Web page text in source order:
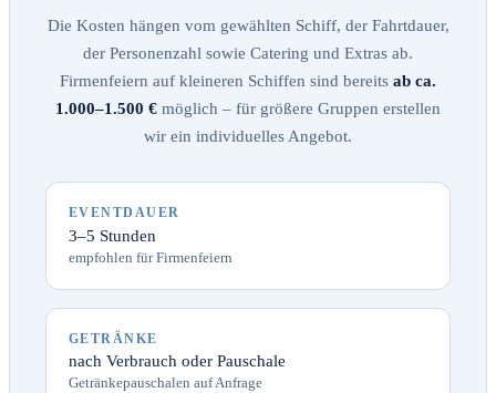
Die Kosten hängen vom gewählten Schiff, der Fahrtdauer,
der Personenzahl sowie Catering und Extras ab.
Firmenfeiern auf kleineren Schiffen sind bereits ab ca.
1.000–1.500 € möglich – für größere Gruppen erstellen
wir ein individuelles Angebot.
EVENTDAUER
3–5 Stunden
empfohlen für Firmenfeiern
GETRÄNKE
nach Verbrauch oder Pauschale
Getränkepauschalen auf Anfrage